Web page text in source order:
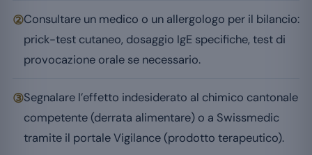
②Consultare un medico o un allergologo per il bilancio:
prick-test cutaneo, dosaggio IgE specifiche, test di
provocazione orale se necessario.
③Segnalare l’effetto indesiderato al chimico cantonale
competente (derrata alimentare) o a Swissmedic
tramite il portale Vigilance (prodotto terapeutico).